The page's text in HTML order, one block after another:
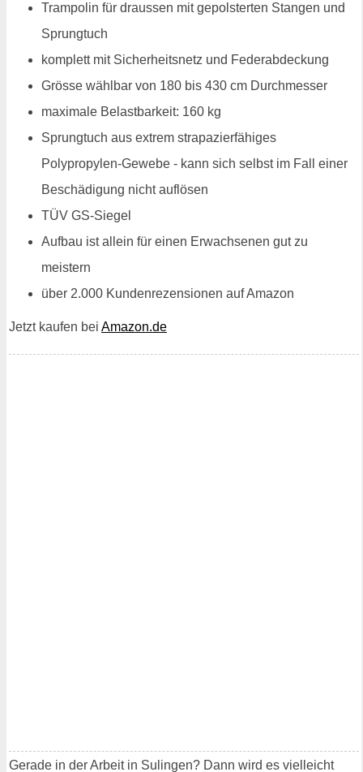
Trampolin für draussen mit gepolsterten Stangen und
Sprungtuch
komplett mit Sicherheitsnetz und Federabdeckung
Grösse wählbar von 180 bis 430 cm Durchmesser
maximale Belastbarkeit: 160 kg
Sprungtuch aus extrem strapazierfähiges
Polypropylen-Gewebe - kann sich selbst im Fall einer
Beschädigung nicht auflösen
TÜV GS-Siegel
Aufbau ist allein für einen Erwachsenen gut zu
meistern
über 2.000 Kundenrezensionen auf Amazon
Jetzt kaufen bei Amazon.de
Gerade in der Arbeit in Sulingen? Dann wird es vielleicht